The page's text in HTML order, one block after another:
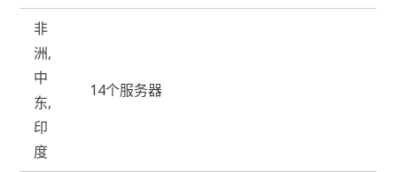
非
洲,
中
东,
印
度
14个服务器